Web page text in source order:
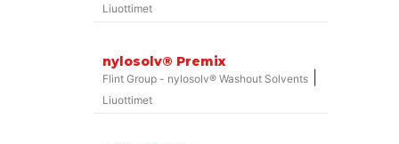
Liuottimet
nylosolv® Premix
Flint Group - nylosolv® Washout Solvents
Liuottimet